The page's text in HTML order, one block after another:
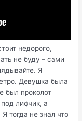
недорого,
не буду – сами
Я
Девушка была
был проколот
лифчик, а
тогда не знал что